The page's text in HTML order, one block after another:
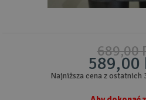
689,00
589,00
Najniższa cena z ostatnich